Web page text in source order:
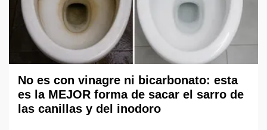
No es con vinagre ni bicarbonato: esta
es la MEJOR forma de sacar el sarro de
las canillas y del inodoro